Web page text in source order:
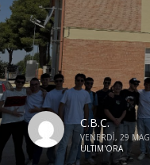
C.B.C.
VENERDÌ, 29
ULTIM'ORA